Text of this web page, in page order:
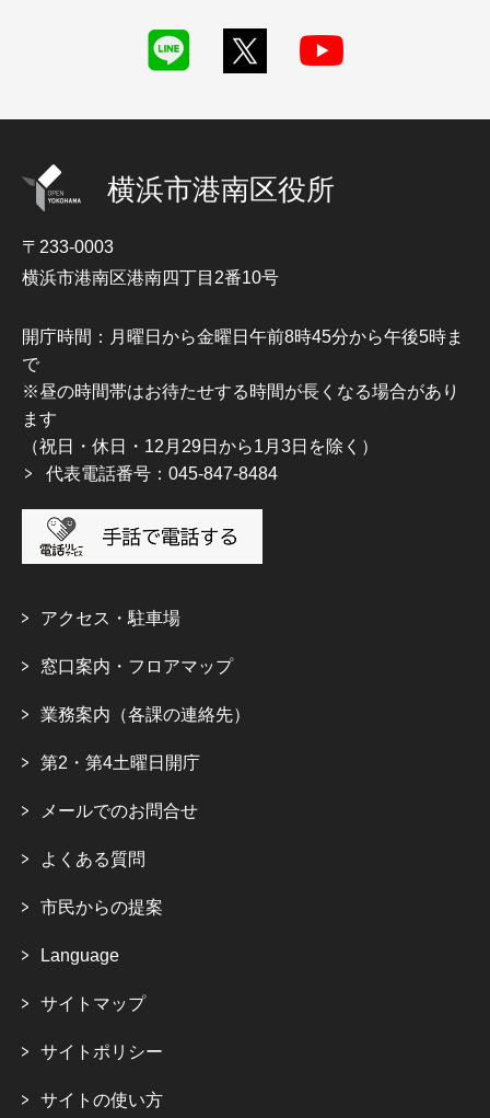
横浜市港南区役所
〒233-0003
横浜市港南区港南四丁目2番10号
開庁時間：月曜日から金曜日午前8時45分から午後5時ま
で
※昼の時間帯はお待たせする時間が長くなる場合があり
ます
（祝日・休日・12月29日から1月3日を除く）
代表電話番号：045-847-8484
アクセス・駐車場
窓口案内・フロアマップ
業務案内（各課の連絡先）
第2・第4土曜日開庁
メールでのお問合せ
よくある質問
市民からの提案
Language
サイトマップ
サイトポリシー
サイトの使い方